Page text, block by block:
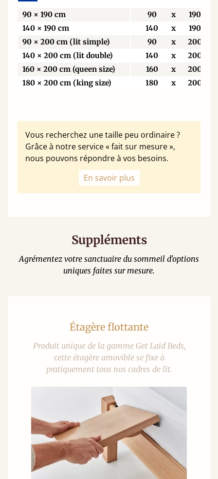
90 × 190 cm 90 x
190
140 × 190 cm
140 x
190
90 × 200 cm (lit simple)
90 x
200
140 × 200 cm (lit double)
140 x
200
160 × 200 cm (queen size)
160 x
200
180 × 200 cm (king size)
180 x 200
Vous recherchez une taille peu ordinaire ?
Grâce à notre service « fait sur mesure »,
nous pouvons répondre à vos besoins.
En savoir plus
Suppléments
Agrémentez votre sanctuaire du sommeil d'options
uniques faites sur mesure.
Étagère flottante
Produit unique de la gamme Get Laid Beds,
cette étagère amovible se fixe à
pratiquement tous nos cadres de lit.